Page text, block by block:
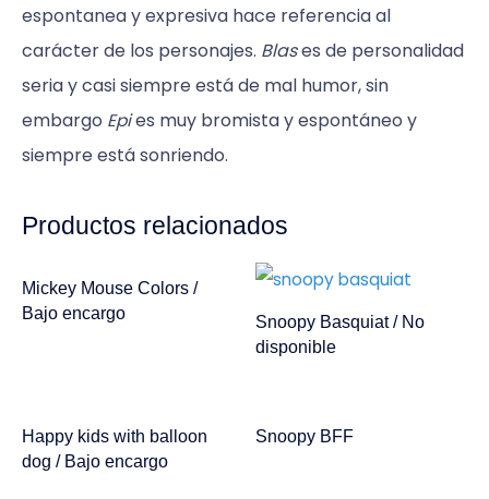
espontanea y expresiva hace referencia al
carácter de los personajes. Blases de personalidad
seria y casi siempre está de mal humor, sin
embargo Epies muy bromista y espontáneo y
siempre está sonriendo.
Productos relacionados
Mickey Mouse Colors /
Bajo encargo
Snoopy Basquiat / No
disponible
Happy kids with balloon
dog / Bajo encargo
Snoopy BFF